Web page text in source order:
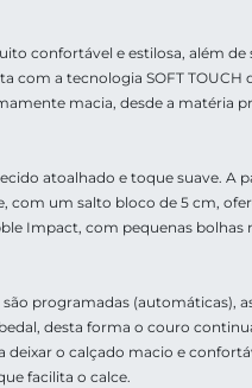
confortável e estilosa, além de
com a tecnologia SOFT TOUCH
macia, desde a matéria
atoalhado e toque suave. A
com um salto bloco de 5 cm,
Impact, com pequenas bolhas
programadas (automáticas),
desta forma o couro
deixar o calçado macio e
facilita o calce.